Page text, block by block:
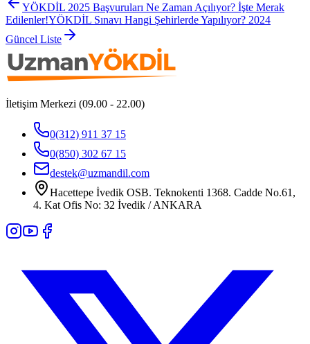
YÖKDİL 2025 Başvuruları Ne Zaman Açılıyor? İşte Merak
Edilenler!YÖKDİL Sınavı Hangi Şehirlerde Yapılıyor? 2024
Güncel Liste
İletişim Merkezi (09.00 - 22.00)
0(312) 911 37 15
0(850) 302 67 15
destek@uzmandil.com
Hacettepe İvedik OSB. Teknokenti 1368. Cadde No.61,
4. Kat Ofis No: 32 İvedik / ANKARA